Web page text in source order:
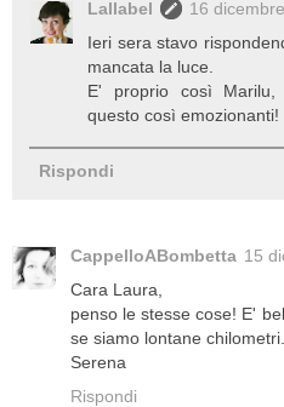
Lallabel
16
Ieri sera stavo
mancata la luce.
E' proprio così
questo così emozionanti!
Rispondi
CappelloABombetta 15
Cara Laura,
penso le stesse cose! E'
se siamo lontane
Serena
Rispondi